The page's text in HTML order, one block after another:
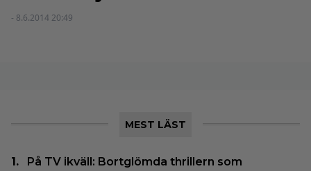
- 8.6.2014 20:49
MEST LÄST
På TV ikväll: Bortglömda thrillern som